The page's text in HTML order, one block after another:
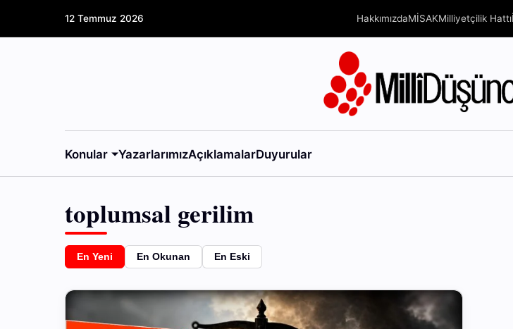
12 Temmuz 2026 HakkımızdaMİSAKMilliyetçilik Hattı
Konular YazarlarımızAçıklamalarDuyurular
toplumsal gerilim
En Yeni En Okunan En Eski